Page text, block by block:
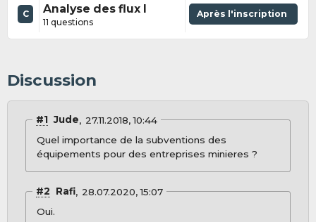
C Analyse des flux I
11 questions
Après l'inscription
Discussion
#1 Jude
27.11.2018, 10:44
Quel importance de la subventions des
équipements pour des entreprises minieres ?
#2 Rafi
28.07.2020, 15:07
Oui.